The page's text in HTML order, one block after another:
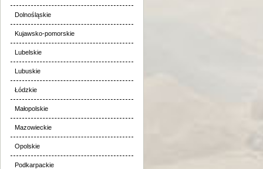
Dolnośląskie
Kujawsko-pomorskie
Lubelskie
Lubuskie
Łódzkie
Małopolskie
Mazowieckie
Opolskie
Podkarpackie